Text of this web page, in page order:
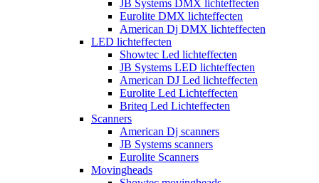
JB Systems DMX lichteffecten
Eurolite DMX lichteffecten
American Dj DMX lichteffecten
LED lichteffecten
Showtec Led lichteffecten
JB Systems LED lichteffecten
American DJ Led lichteffecten
Eurolite Led Lichteffecten
Briteq Led Lichteffecten
Scanners
American Dj scanners
JB Systems scanners
Eurolite Scanners
Movingheads